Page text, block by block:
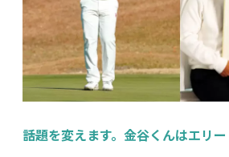
――話題を変えます。金谷くんはエリ